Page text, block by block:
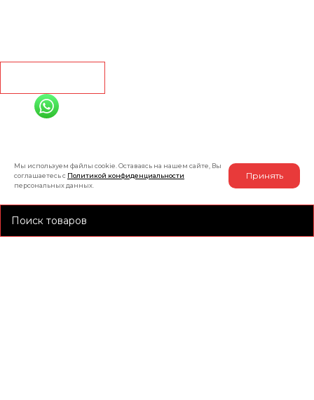
Мы используем файлы cookie. Оставаясь на нашем сайте, Вы
соглашаетесь с Политикой конфиденциальности
персональных данных.
Принять